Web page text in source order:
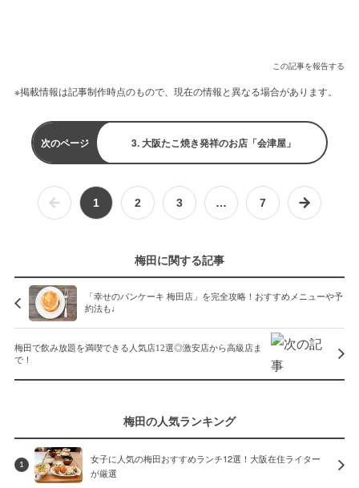
この記事を報告する
※掲載情報は記事制作時点のもので、現在の情報と異なる場合があります。
次のページ 3. 大阪たこ焼き発祥のお店「会津屋」
1 2 3 … 7
梅田に関する記事
「幸せのパンケーキ 梅田店」を完全攻略！おすすめメニューや予
約法も♩
梅田で飲み放題を満喫できる人気店12選◎激安店から高級店ま
で！
梅田の人気ランキング
1
女子に人気の梅田おすすめランチ12選！大阪在住ライター
が厳選